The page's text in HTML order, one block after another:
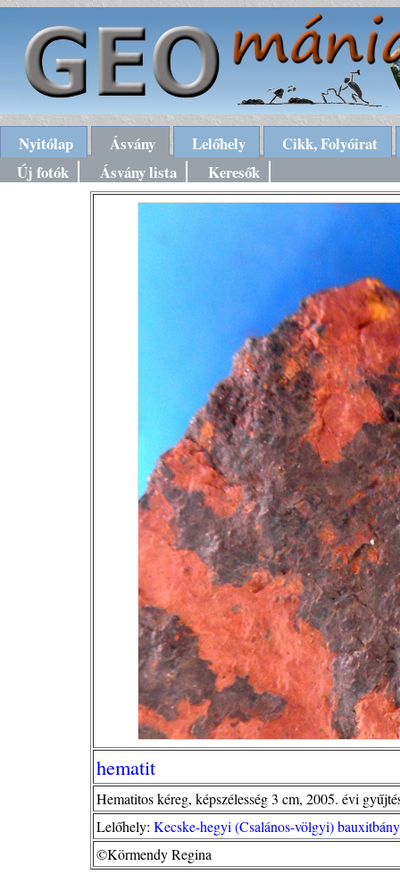
Nyitólap Ásvány Lelőhely
Cikk, Folyóirat
Új fotók
Ásvány lista Keresők
hematit
Hematitos kéreg, képszélesség 3 cm, 2005. évi
Lelőhely: Kecske-hegyi (Csalános-völgyi)
©Körmendy Regina